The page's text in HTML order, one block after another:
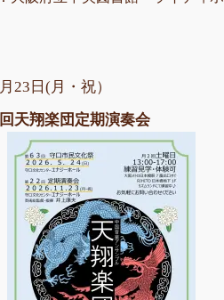
23日(月・祝）
天翔楽団定期演奏会